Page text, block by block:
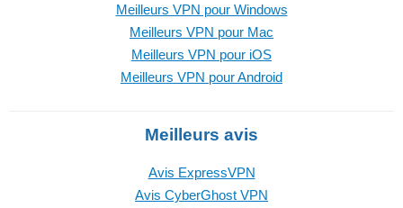
Meilleurs VPN pour Windows
Meilleurs VPN pour Mac
Meilleurs VPN pour iOS
Meilleurs VPN pour Android
Meilleurs avis
Avis ExpressVPN
Avis CyberGhost VPN